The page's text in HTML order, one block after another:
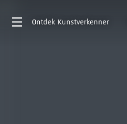
Ontdek Kunstverkenner